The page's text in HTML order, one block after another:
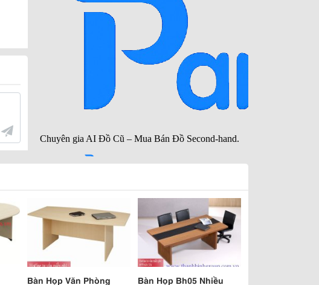
Bàn Họp Văn Phòng
Bàn Họp Bh05 Nhiều